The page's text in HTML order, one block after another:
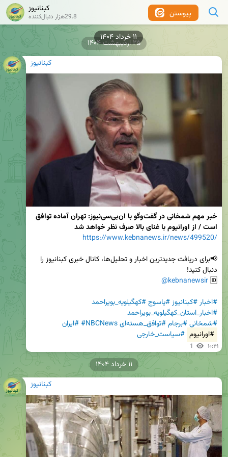
۱۱ خرداد ۱۴۰۴
پیوستن کبنانیوز
29.8هزار دنبال‌کننده
کبنانیوز
است / از اورانیوم با غنای بالا صرف نظر خواهد شد
https://www.kebnanews.ir/news/499520/
🆔
@kebnanewsir
#اخبار#کبنانیوز#یاسوج#کهگیلویه_بویراحمد
#اخبار_استان_کهگیلویه_بویراحمد
#شمخانی#برجام#توافق_هسته‌ای #NBCNews#ایران
#اورانیوم #سیاست_خارجی
1 ۱۰:۴۱
۲۵ اردیبهشت ۱۴۰۴
کبنانیوز
۱۱ خرداد ۱۴۰۴